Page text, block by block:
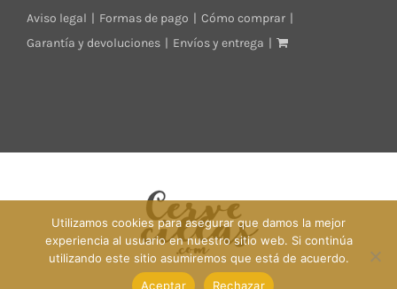
Aviso legal Formas de pago
Cómo comprar
Garantía y devoluciones
Envíos y entrega
Utilizamos cookies para asegurar que damos la mejor
experiencia al usuario en nuestro sitio web. Si continúa
utilizando este sitio asumiremos que está de acuerdo.
Aceptar
Rechazar